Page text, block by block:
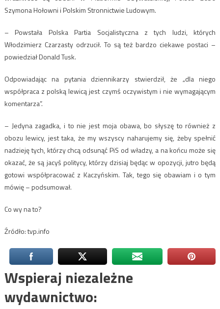
Szymona Hołowni i Polskim Stronnictwie Ludowym.
– Powstała Polska Partia Socjalistyczna z tych ludzi, których
Włodzimierz Czarzasty odrzucił. To są też bardzo ciekawe postaci –
powiedział Donald Tusk.
Odpowiadając na pytania dziennikarzy stwierdził, że „dla niego
współpraca z polską lewicą jest czymś oczywistym i nie wymagającym
komentarza”.
– Jedyna zagadka, i to nie jest moja obawa, bo słyszę to również z
obozu lewicy, jest taka, że my wszyscy naharujemy się, żeby spełnić
nadzieję tych, którzy chcą odsunąć PiS od władzy, a na końcu może się
okazać, że są jacyś politycy, którzy dzisiaj będąc w opozycji, jutro będą
gotowi współpracować z Kaczyńskim. Tak, tego się obawiam i o tym
mówię – podsumował.
Co wy na to?
Źródło: tvp.info
Wspieraj niezależne
wydawnictwo: